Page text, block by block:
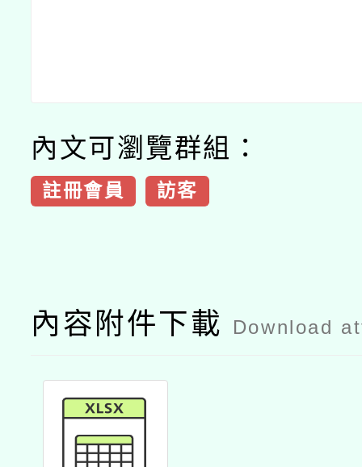
內文可瀏覽群組：
註冊會員 訪客
內容附件下載 Download